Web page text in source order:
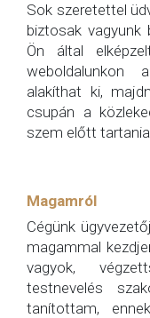
Sok szeretettel
biztosak vagyunk
Ön által
weboldalunkon
alakíthat ki,
csupán a
szem előtt
Magamról
Cégünk
magammal
vagyok,
testnevelés
tanítottam,